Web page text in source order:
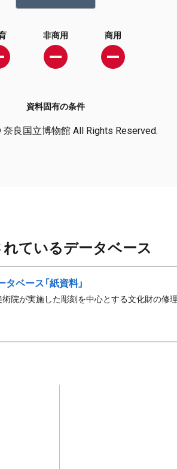
非商用 商用
資料固有の条件
良国立博物館 All Rights Reserved.
れているデータベース
ベース「紙資料」
院が実施した彫刻を中心とする文化財の修